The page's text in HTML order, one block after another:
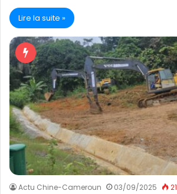
Lire la suite »
Actu Chine-Cameroun 03/09/2025